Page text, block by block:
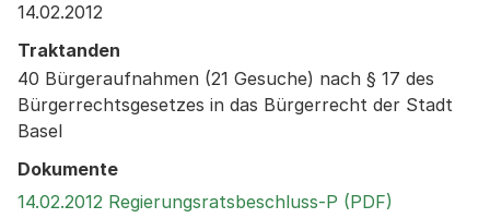
14.02.2012
Traktanden
40 Bürgeraufnahmen (21 Gesuche) nach § 17 des
Bürgerrechtsgesetzes in das Bürgerrecht der Stadt
Basel
Dokumente
14.02.2012 Regierungsratsbeschluss-P (PDF)